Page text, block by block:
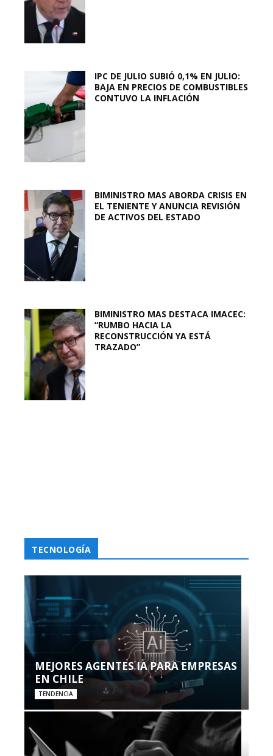
IPC DE JULIO SUBIÓ 0,1% EN JULIO:
BAJA EN PRECIOS DE COMBUSTIBLES
CONTUVO LA INFLACIÓN
BIMINISTRO MAS ABORDA CRISIS EN
EL TENIENTE Y ANUNCIA REVISIÓN
DE ACTIVOS DEL ESTADO
BIMINISTRO MAS DESTACA IMACEC:
“RUMBO HACIA LA
RECONSTRUCCIÓN YA ESTÁ
TRAZADO”
TECNOLOGÍA
MEJORES AGENTES IA PARA EMPRESAS
EN CHILE
TENDENCIA